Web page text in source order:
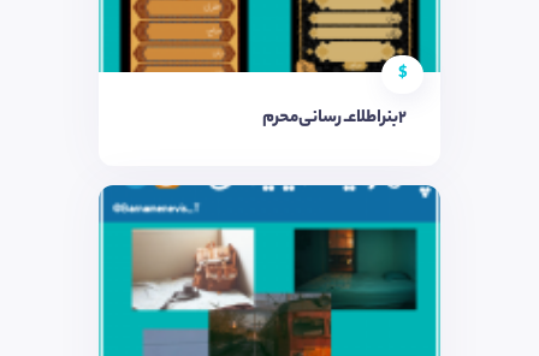
$
2بنر‌اطلاعـ رسانی‌محرم